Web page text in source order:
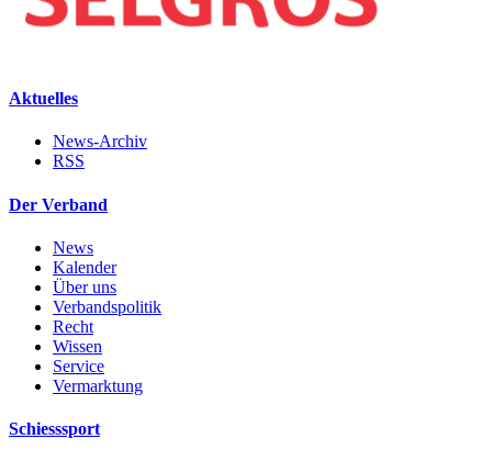
Aktuelles
News-Archiv
RSS
Der Verband
News
Kalender
Über uns
Verbandspolitik
Recht
Wissen
Service
Vermarktung
Schiesssport